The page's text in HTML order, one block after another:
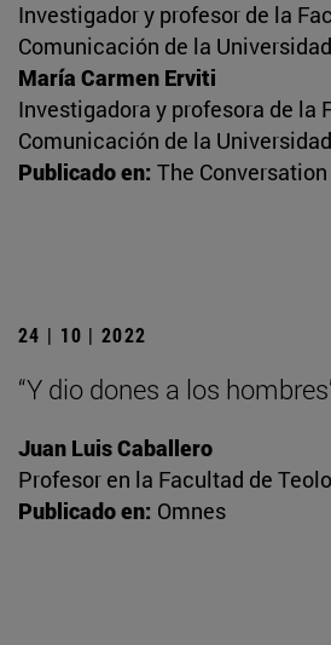
Investigador y profesor de la
Comunicación de la
María Carmen Erviti
Investigadora y profesora de la
Comunicación de la
Publicado en: The Conversation
24 | 10 | 2022
“Y dio dones a los
Juan Luis Caballero
Profesor en la Facultad de
Publicado en: Omnes